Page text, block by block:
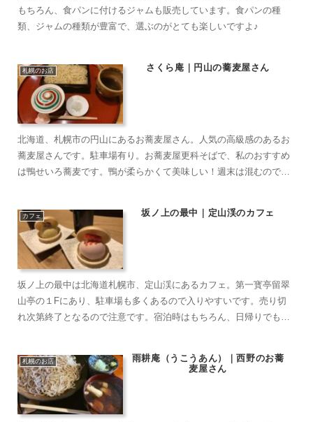
もちろん、食パンに付けるジャムも販売しています。食パンの種
類、ジャムの種類が豊富で、選ぶのがとても楽しいですよ♪
札幌のお店 さくら庵｜円山の蕎麦屋さん
北海道、札幌市の円山にあるお蕎麦屋さん。人気の高級感のあるお
蕎麦屋さんです。駐車場有り。お蕎麦屋更科そばで、私のおすすめ
は鴨せいろ蕎麦です。鴨が柔らかくて美味しい！週末は混むので開
カフェ 坂ノ上の最中｜定山渓のカフェ
坂ノ上の最中は北海道札幌市、定山渓にあるカフェ。第一寳亭留翠
山亭の１Fにあり、駐車場も多くあるので入りやすいです。売り切
れ次第終了となるので注意です。宿泊時はもちろん、日帰りでも購
札幌のお店
雨耕庵（うこうあん）｜西野のお蕎
麦屋さん